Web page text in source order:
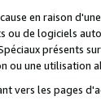
en raison
ou de logiciels
présents
ou une utilisation
vers les pages